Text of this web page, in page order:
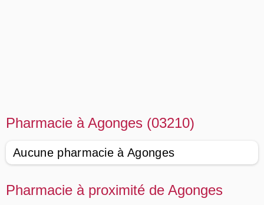
Pharmacie à Agonges (03210)
Aucune pharmacie à Agonges
Pharmacie à proximité de Agonges